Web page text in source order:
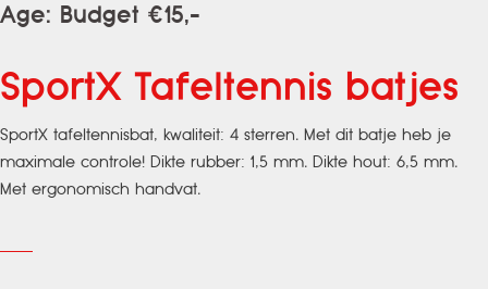
Age: Budget €15,-
SportX Tafeltennis batjes
SportX tafeltennisbat, kwaliteit: 4 sterren. Met dit batje heb je
maximale controle! Dikte rubber: 1,5 mm. Dikte hout: 6,5 mm.
Met ergonomisch handvat.